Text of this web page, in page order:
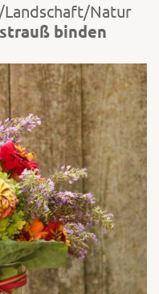
Kontakt
Login
Shop
Landschaft/Natur
binden